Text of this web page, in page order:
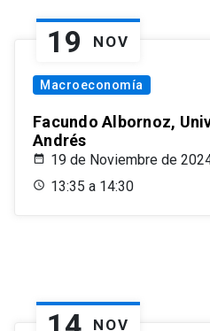
19 NOV
Macroeconomía
Facundo Albornoz,
Andrés
19 de Noviembre de
13:35 a 14:30
NOV